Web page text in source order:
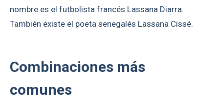
nombre es el futbolista francés Lassana Diarra.
También existe el poeta senegalés Lassana Cissé.
Combinaciones más
comunes